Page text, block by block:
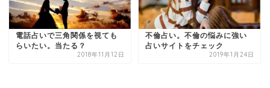
電話占いで三角関係を視ても
らいたい。当たる？
2018年11月12日
不倫占い。不倫の悩みに強い
占いサイトをチェック
2019年1月24日